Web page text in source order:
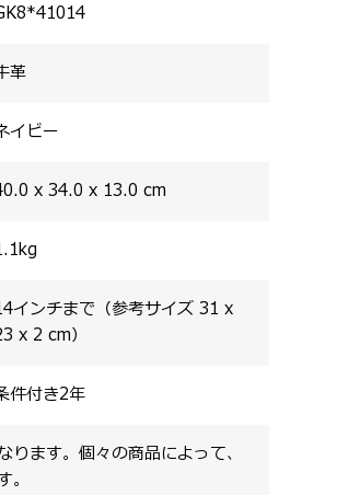
革
イビー
x 34.0 x 13.0 cm
kg
インチまで（参考サイズ 31 x
x 2 cm）
件付き2年
ます。個々の商品によって、